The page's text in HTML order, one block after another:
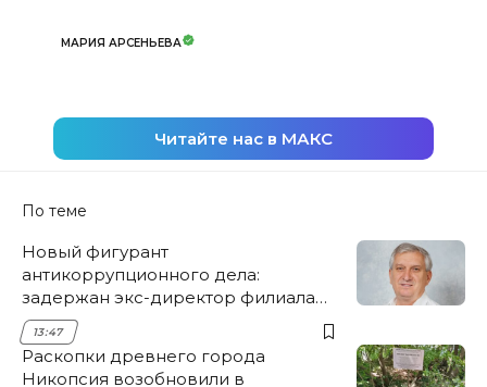
МАРИЯ АРСЕНЬЕВА
Читайте нас в МАКС
По теме
Новый фигурант
антикоррупционного дела:
задержан экс-директор филиала
НЭСК Крымска
13:47
Раскопки древнего города
Никопсия возобновили в